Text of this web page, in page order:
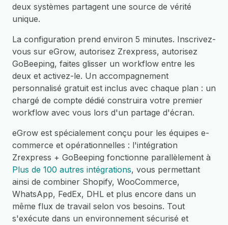
deux systèmes partagent une source de vérité
unique.
La configuration prend environ 5 minutes. Inscrivez-
vous sur eGrow, autorisez Zrexpress, autorisez
GoBeeping, faites glisser un workflow entre les
deux et activez-le. Un accompagnement
personnalisé gratuit est inclus avec chaque plan : un
chargé de compte dédié construira votre premier
workflow avec vous lors d'un partage d'écran.
eGrow est spécialement conçu pour les équipes e-
commerce et opérationnelles : l'intégration
Zrexpress + GoBeeping fonctionne parallèlement à
Plus de 100 autres intégrations, vous permettant
ainsi de combiner Shopify, WooCommerce,
WhatsApp, FedEx, DHL et plus encore dans un
même flux de travail selon vos besoins. Tout
s'exécute dans un environnement sécurisé et